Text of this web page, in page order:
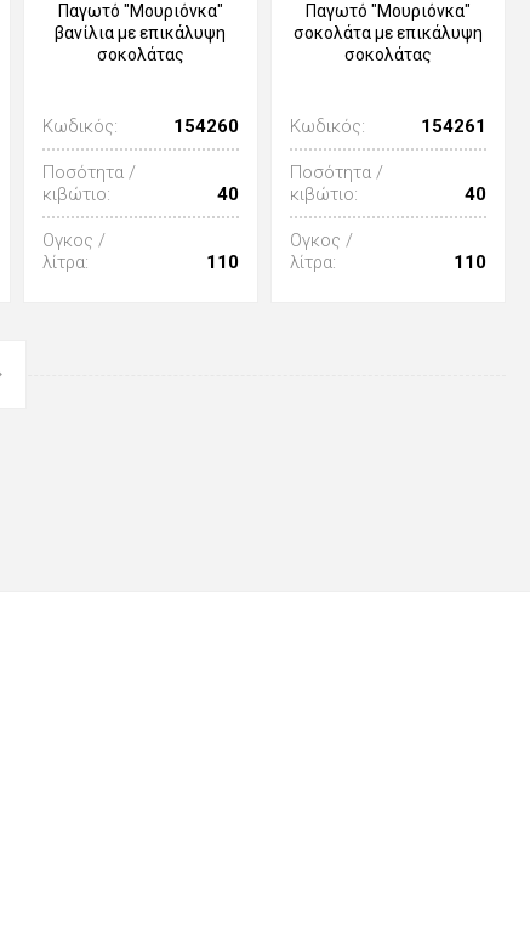
Παγωτό "Μουριόνκα"
βανίλια με επικάλυψη
σοκολάτας
Κωδικός: 154260
Ποσότητα /
κιβώτιο:
40
Ογκος /
λίτρα:
110
Παγωτό "Μουριόνκα"
σοκολάτα με επικάλυψη
σοκολάτας
Κωδικός: 154261
Ποσότητα /
κιβώτιο:
40
Ογκος /
λίτρα:
110